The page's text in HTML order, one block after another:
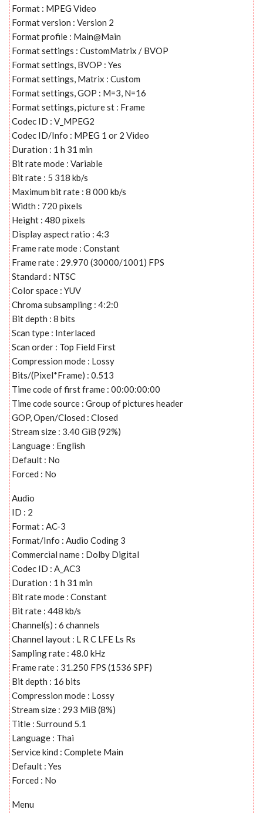
Format : MPEG Video
Format version : Version 2
Format profile : Main@Main
Format settings : CustomMatrix / BVOP
Format settings, BVOP : Yes
Format settings, Matrix : Custom
Format settings, GOP : M=3, N=16
Format settings, picture st : Frame
Codec ID : V_MPEG2
Codec ID/Info : MPEG 1 or 2 Video
Duration : 1 h 31 min
Bit rate mode : Variable
Bit rate : 5 318 kb/s
Maximum bit rate : 8 000 kb/s
Width : 720 pixels
Height : 480 pixels
Display aspect ratio : 4:3
Frame rate mode : Constant
Frame rate : 29.970 (30000/1001) FPS
Standard : NTSC
Color space : YUV
Chroma subsampling : 4:2:0
Bit depth : 8 bits
Scan type : Interlaced
Scan order : Top Field First
Compression mode : Lossy
Bits/(Pixel*Frame) : 0.513
Time code of first frame : 00:00:00:00
Time code source : Group of pictures header
GOP, Open/Closed : Closed
Stream size : 3.40 GiB (92%)
Language : English
Default : No
Forced : No
Audio
ID : 2
Format : AC-3
Format/Info : Audio Coding 3
Commercial name : Dolby Digital
Codec ID : A_AC3
Duration : 1 h 31 min
Bit rate mode : Constant
Bit rate : 448 kb/s
Channel(s) : 6 channels
Channel layout : L R C LFE Ls Rs
Sampling rate : 48.0 kHz
Frame rate : 31.250 FPS (1536 SPF)
Bit depth : 16 bits
Compression mode : Lossy
Stream size : 293 MiB (8%)
Title : Surround 5.1
Language : Thai
Service kind : Complete Main
Default : Yes
Forced : No
Menu